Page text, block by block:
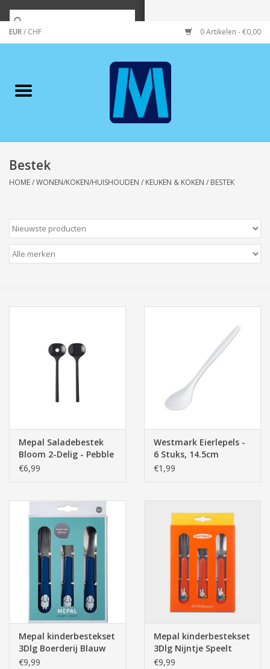
EUR/ CHF 0 Artikelen - €0,00
Merken
Wonen/koken/huishouden
Wenskaarten
Zeeuws/Streek
Baby & Peuter
Speelgoed & hobby
Cadeau & feest
Contact/Locatie
Veiligheid
Bestek
HOME/WONEN/KOKEN/HUISHOUDEN / KEUKEN & KOKEN / BESTEK
Mepal Saladebestek
Bloom 2-Delig - Pebble
Black
€6,99
Westmark Eierlepels -
6 Stuks, 14.5cm
€1,99
Mepal kinderbestekset
3Dlg Boerderij Blauw
Dick Bruna
€9,99
Mepal kinderbestekset
3Dlg Nijntje Speelt
€9,99